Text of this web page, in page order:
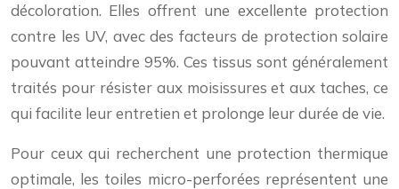
décoloration. Elles offrent une excellente protection
contre les UV, avec des facteurs de protection solaire
pouvant atteindre 95%. Ces tissus sont généralement
traités pour résister aux moisissures et aux taches, ce
qui facilite leur entretien et prolonge leur durée de vie.
Pour ceux qui recherchent une protection thermique
optimale, les toiles micro-perforées représentent une